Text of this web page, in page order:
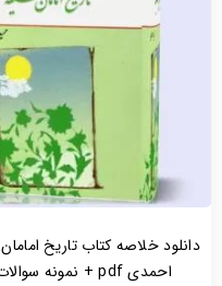
دانلود خلاصه کتاب تاریخ
احمدی pdf + نمونه سوالات تستی